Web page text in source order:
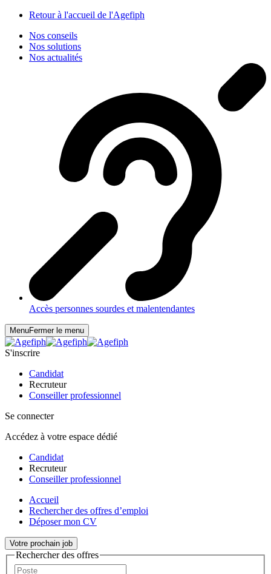
Retour à l'accueil de l'Agefiph
Nos conseils
Nos solutions
Nos actualités
Accès personnes sourdes et malentendantes
MenuFermer le menu
S'inscrire
Candidat
Recruteur
Conseiller professionnel
Se connecter
Accédez à votre espace dédié
Candidat
Recruteur
Conseiller professionnel
Accueil
Rechercher des offres d’emploi
Déposer mon CV
Votre prochain job
Rechercher des offres